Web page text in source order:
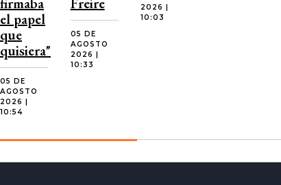
el papel
que
quisiera"
05 DE
AGOSTO
2026 |
10:54
05 DE
AGOSTO
2026 |
10:33
2026 |
10:03